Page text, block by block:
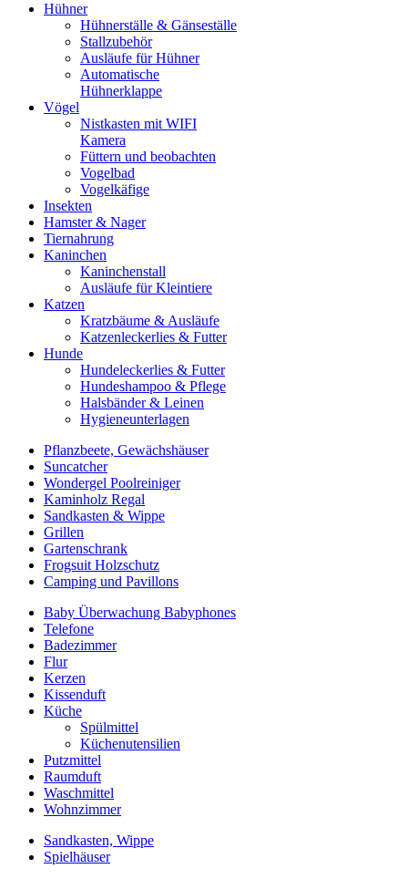
Hühner
Hühnerställe & Gänseställe
Stallzubehör
Ausläufe für Hühner
Automatische
Hühnerklappe
Vögel
Nistkasten mit WIFI
Kamera
Füttern und beobachten
Vogelbad
Vogelkäfige
Insekten
Hamster & Nager
Tiernahrung
Kaninchen
Kaninchenstall
Ausläufe für Kleintiere
Katzen
Kratzbäume & Ausläufe
Katzenleckerlies & Futter
Hunde
Hundeleckerlies & Futter
Hundeshampoo & Pflege
Halsbänder & Leinen
Hygieneunterlagen
Pflanzbeete, Gewächshäuser
Suncatcher
Wondergel Poolreiniger
Kaminholz Regal
Sandkasten & Wippe
Grillen
Gartenschrank
Frogsuit Holzschutz
Camping und Pavillons
Baby Überwachung Babyphones
Telefone
Badezimmer
Flur
Kerzen
Kissenduft
Küche
Spülmittel
Küchenutensilien
Putzmittel
Raumduft
Waschmittel
Wohnzimmer
Sandkasten, Wippe
Spielhäuser